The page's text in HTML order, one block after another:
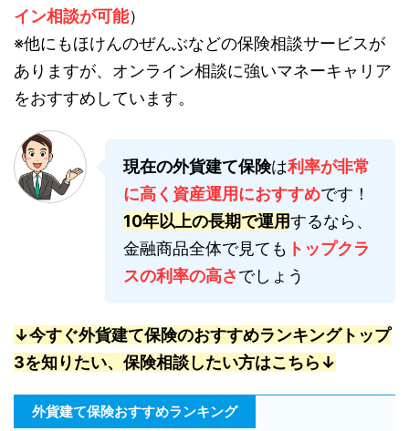
イン相談が可能）
※他にもほけんのぜんぶなどの保険相談サービスが
ありますが、オンライン相談に強いマネーキャリア
をおすすめしています。
現在の外貨建て保険は利率が非常
に高く資産運用におすすめです！
10年以上の長期で運用するなら、
金融商品全体で見ても トップクラ
スの利率の高さでしょう
↓今すぐ外貨建て保険のおすすめランキングトップ
3を知りたい、保険相談したい方はこちら↓
外貨建て保険おすすめランキング